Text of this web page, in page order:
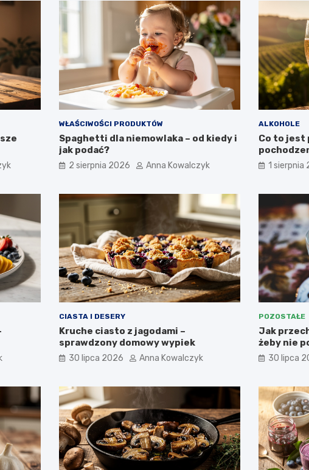
WŁAŚCIWOŚCI PRODUKTÓW
Spaghetti dla niemowlaka – od kiedy i
jak podać?
2 sierpnia 2026 Anna Kowalczyk
ALKOHOLE
Co to jest
1 sierpnia
CIASTA I DESERY
Kruche ciasto z jagodami –
sprawdzony domowy wypiek
30 lipca 2026 Anna Kowalczyk
POZOSTAŁE
Jak
żeby nie
30 lipca